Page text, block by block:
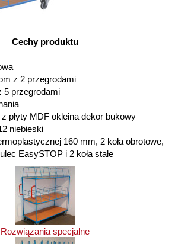
Cechy produktu
z 2 przegrodami
5 przegrodami
z płyty MDF okleina dekor bukowy
niebieski
160 mm, 2 koła obrotowe,
EasySTOP i 2 koła stałe
Rozwiązania specjalne